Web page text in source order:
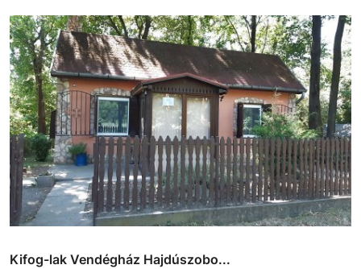
Kifog-lak Vendégház Hajdúszobo...